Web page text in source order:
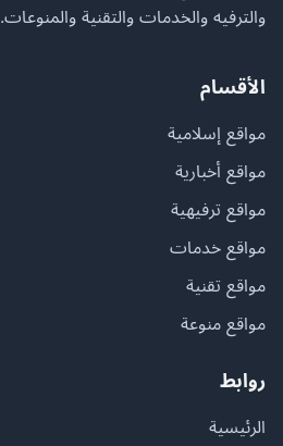
والترفيه والخدمات والتقنية والمنوعات.
الأقسام
مواقع إسلامية
مواقع أخبارية
مواقع ترفيهية
مواقع خدمات
مواقع تقنية
مواقع منوعة
روابط
الرئيسية